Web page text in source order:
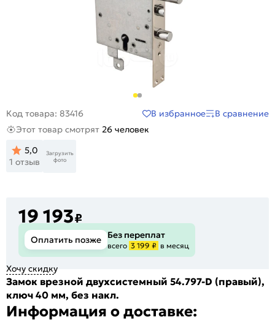
Код товара: 83416 В избранное
В сравнение
Этот товар смотрят 26 человек
5,0
1 отзыв
Загрузить
фото
19 193₽
Оплатить позже Без переплат
всего 3 199 ₽ в месяц
Хочу скидку
Замок врезной двухсистемный 54.797-D (правый),
ключ 40 мм, без накл.
Информация о доставке: